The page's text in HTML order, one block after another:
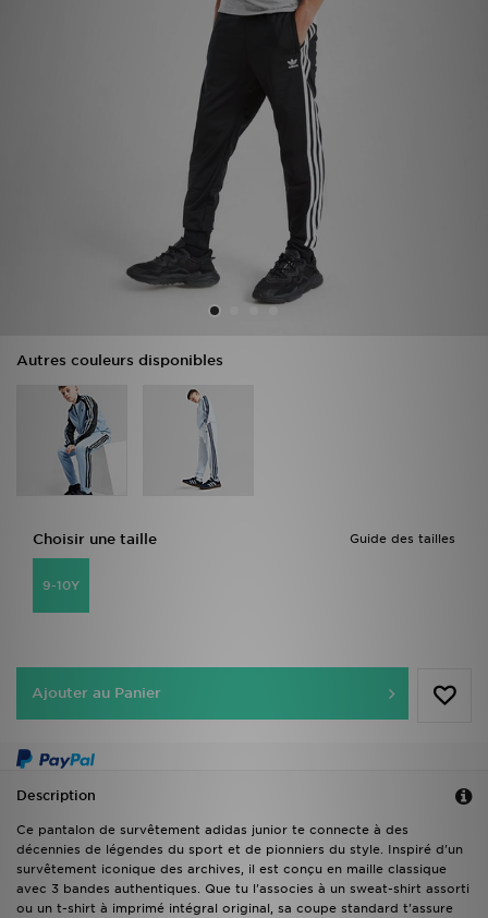
Autres couleurs disponibles
Guide des tailles
Choisir une taille
9-10Y
Ajouter au Panier
Description
Ce pantalon de survêtement adidas junior te connecte à des
décennies de légendes du sport et de pionniers du style. Inspiré d'un
survêtement iconique des archives, il est conçu en maille classique
avec 3 bandes authentiques. Que tu l'associes à un sweat-shirt assorti
ou un t-shirt à imprimé intégral original, sa coupe standard t'assure